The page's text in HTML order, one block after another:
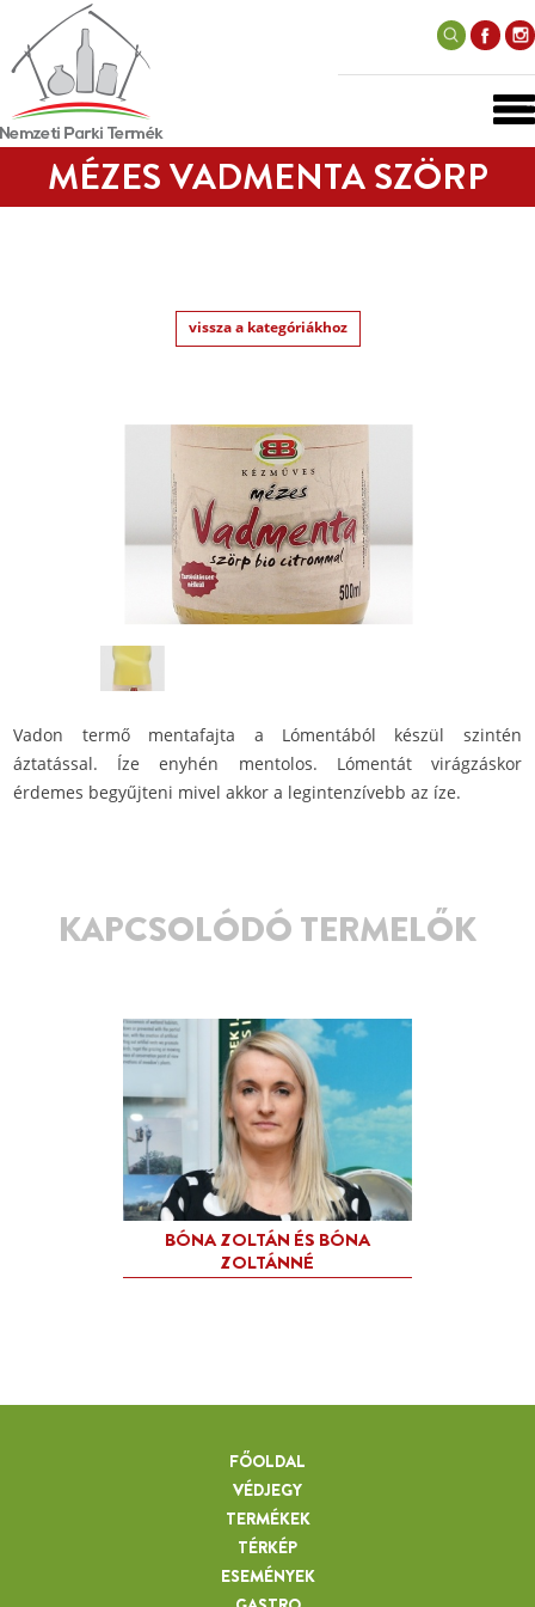
MÉZES VADMENTA SZÖRP
vissza a kategóriákhoz
Vadon termő mentafajta a Lómentából készül szintén
áztatással. Íze enyhén mentolos. Lómentát virágzáskor
érdemes begyűjteni mivel akkor a legintenzívebb az íze.
KAPCSOLÓDÓ TERMELŐK
FŐOLDAL
VÉDJEGY
TERMÉKEK
TÉRKÉP
ESEMÉNYEK